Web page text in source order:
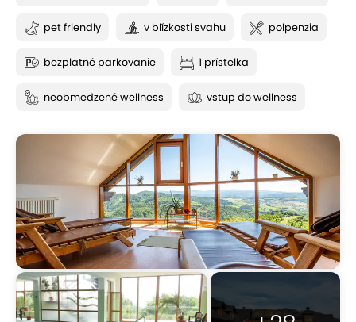
pet friendly v blízkosti svahu polpenzia
bezplatné parkovanie 1 prístelka
neobmedzené wellness vstup do wellness